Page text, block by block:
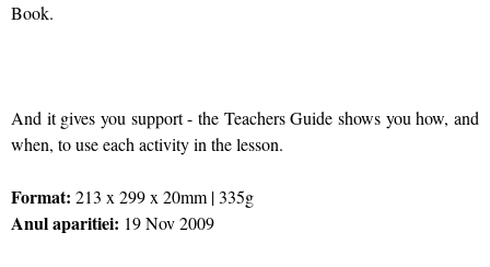
Book.
And it gives you support - the Teachers Guide shows you how, and
when, to use each activity in the lesson.
Format: 213 x 299 x 20mm | 335g
Anul aparitiei: 19 Nov 2009